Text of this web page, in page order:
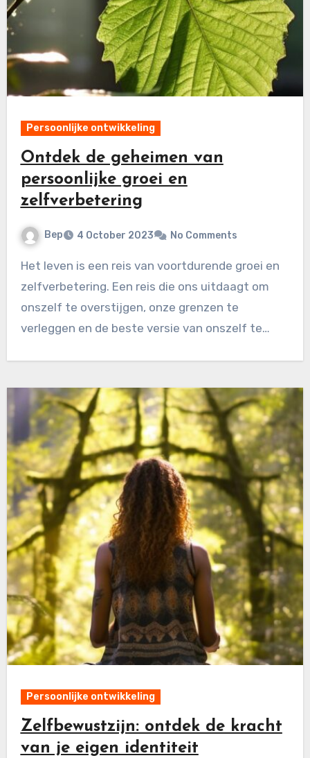
Persoonlijke ontwikkeling
Ontdek de geheimen van
persoonlijke groei en
zelfverbetering
Bep 4 October 2023 No Comments
Het leven is een reis van voortdurende groei en
zelfverbetering. Een reis die ons uitdaagt om
onszelf te overstijgen, onze grenzen te
verleggen en de beste versie van onszelf te…
Persoonlijke ontwikkeling
Zelfbewustzijn: ontdek de kracht
van je eigen identiteit